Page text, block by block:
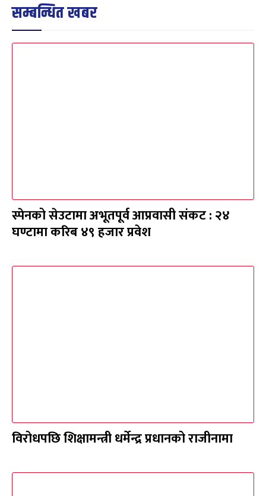
सम्बन्धित खबर
स्पेनको सेउटामा अभूतपूर्व आप्रवासी संकट : २४
घण्टामा करिब ४९ हजार प्रवेश
विरोधपछि शिक्षामन्त्री धर्मेन्द्र प्रधानको राजीनामा